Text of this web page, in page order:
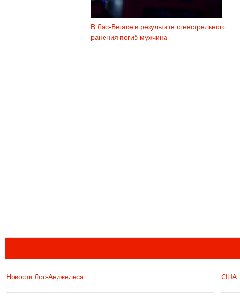
В Лас-Вегасе в результате огнестрельного
ранения погиб мужчина
Новости Лос-Анджелеса США